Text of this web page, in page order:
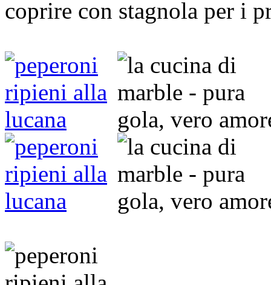
coprire con stagnola per i